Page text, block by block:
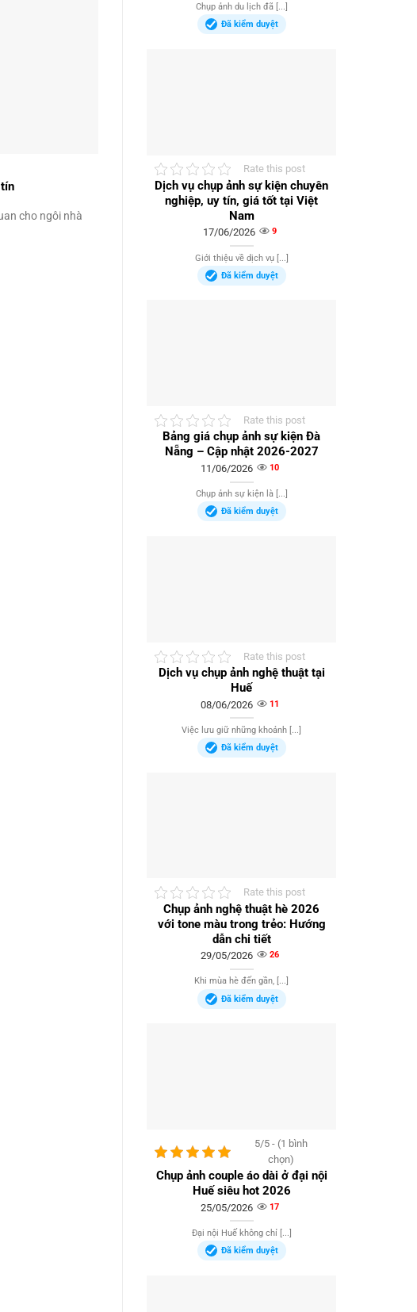
cho ngôi nhà
Chụp ảnh du lịch đã [...]
Đã kiểm duyệt
Rate this post
Dịch vụ chụp ảnh sự kiện chuyên
nghiệp, uy tín, giá tốt tại Việt
Nam
17/06/2026 9
Giới thiệu về dịch vụ [...]
Đã kiểm duyệt
Rate this post
Bảng giá chụp ảnh sự kiện Đà
Nẵng – Cập nhật 2026-2027
11/06/2026 10
Chụp ảnh sự kiện là [...]
Đã kiểm duyệt
Rate this post
Dịch vụ chụp ảnh nghệ thuật tại
Huế
08/06/2026 11
Việc lưu giữ những khoảnh [...]
Đã kiểm duyệt
Rate this post
Chụp ảnh nghệ thuật hè 2026
với tone màu trong trẻo: Hướng
dẫn chi tiết
29/05/2026 26
Khi mùa hè đến gần, [...]
Đã kiểm duyệt
5/5 - (1 bình
chọn)
Chụp ảnh couple áo dài ở đại nội
Huế siêu hot 2026
25/05/2026 17
Đại nội Huế không chỉ [...]
Đã kiểm duyệt